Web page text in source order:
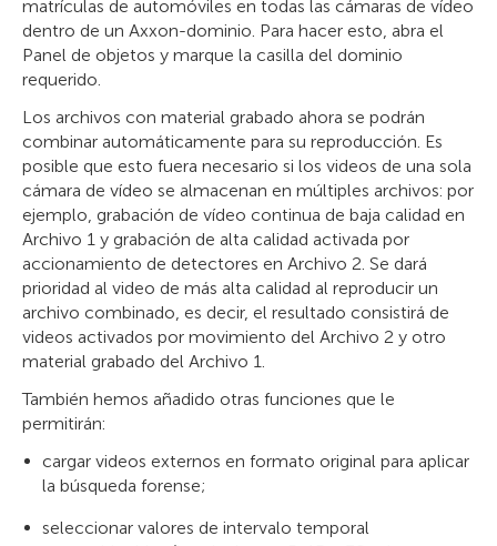
matrículas de automóviles en todas las cámaras de vídeo
dentro de un Axxon-dominio. Para hacer esto, abra el
Panel de objetos y marque la casilla del dominio
requerido.
Los archivos con material grabado ahora se podrán
combinar automáticamente para su reproducción. Es
posible que esto fuera necesario si los videos de una sola
cámara de vídeo se almacenan en múltiples archivos: por
ejemplo, grabación de vídeo continua de baja calidad en
Archivo 1 y grabación de alta calidad activada por
accionamiento de detectores en Archivo 2. Se dará
prioridad al video de más alta calidad al reproducir un
archivo combinado, es decir, el resultado consistirá de
videos activados por movimiento del Archivo 2 y otro
material grabado del Archivo 1.
También hemos añadido otras funciones que le
permitirán:
cargar videos externos en formato original para aplicar
la búsqueda forense;
seleccionar valores de intervalo temporal